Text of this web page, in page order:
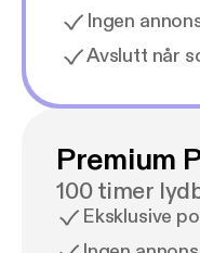
Ingen
Avslutt når
Premium
100 timer
Eksklusive